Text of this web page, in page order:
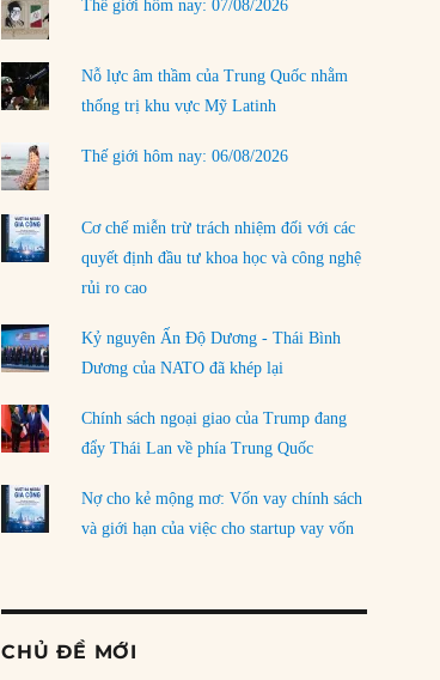
Chiến lược kế tiếp của Bắc Kinh ở Biển Đông
31/07/2026
LOAD MORE
Thế giới hôm nay: 07/08/2026
Nỗ lực âm thầm của Trung Quốc nhằm
thống trị khu vực Mỹ Latinh
Thế giới hôm nay: 06/08/2026
Cơ chế miễn trừ trách nhiệm đối với các
quyết định đầu tư khoa học và công nghệ
rủi ro cao
Kỷ nguyên Ấn Độ Dương - Thái Bình
Dương của NATO đã khép lại
Chính sách ngoại giao của Trump đang
đẩy Thái Lan về phía Trung Quốc
Nợ cho kẻ mộng mơ: Vốn vay chính sách
và giới hạn của việc cho startup vay vốn
CHỦ ĐỀ MỚI